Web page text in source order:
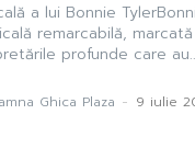
a lui Bonnie
remarcabilă,
profunde care
Ghica Plaza - 9 iulie